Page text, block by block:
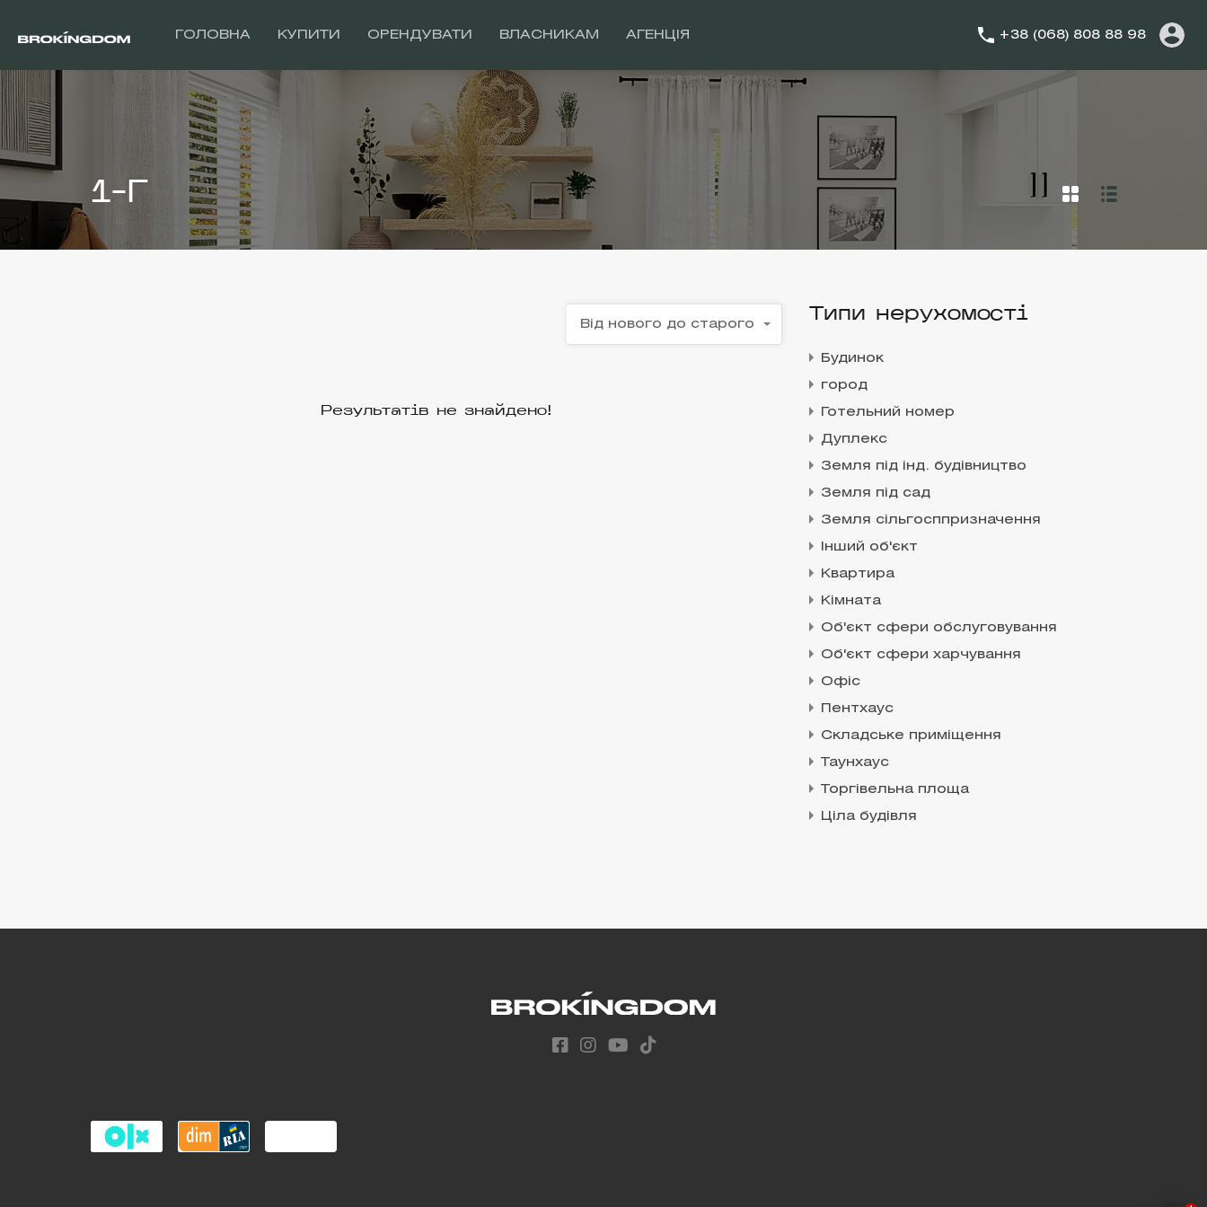
ГОЛОВНА КУПИТИ ОРЕНДУВАТИ ВЛАСНИКАМ АГЕНЦІЯ +38 (068) 808 88 98
1-Г
Від нового до старого
Результатів не знайдено!
Типи нерухомості
Будинок
город
Готельний номер
Дуплекс
Земля під інд. будівництво
Земля під сад
Земля сільгосппризначення
Інший об'єкт
Квартира
Кімната
Об'єкт сфери обслуговування
Об'єкт сфери харчування
Офіс
Пентхаус
Складське приміщення
Таунхаус
Торгівельна площа
Ціла будівля